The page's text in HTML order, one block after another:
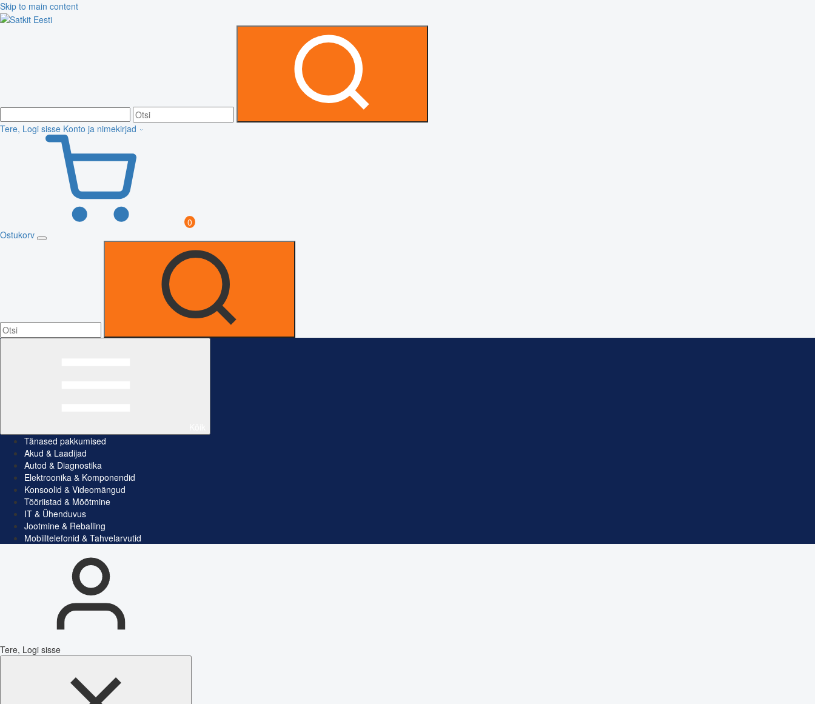
Skip to main content
Tere, Logi sisse Konto ja nimekirjad
0
Ostukorv
Tänased pakkumised
Akud & Laadijad
Autod & Diagnostika
Elektroonika & Komponendid
Konsoolid & Videomängud
Tööriistad & Mõõtmine
IT & Ühenduvus
Jootmine & Reballing
Mobiiltelefonid & Tahvelarvutid
Tere, Logi sisse